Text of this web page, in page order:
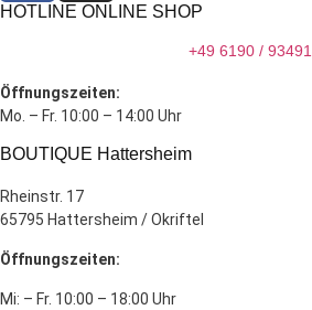
HOTLINE ONLINE SHOP
+49 6190 /
Öffnungszeiten:
Mo. – Fr. 10:00 – 14:00 Uhr
BOUTIQUE Hattersheim
Rheinstr. 17
65795 Hattersheim / Okriftel
Öffnungszeiten:
Mi: – Fr. 10:00 – 18:00 Uhr